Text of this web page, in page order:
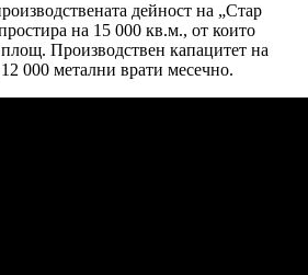
дейност на „Стар
на 15 000 кв.м., от които
Производствен капацитет на
000 метални врати месечно.